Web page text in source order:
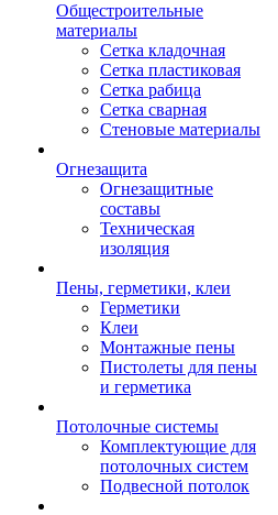
Общестроительные
материалы
Сетка кладочная
Сетка пластиковая
Сетка рабица
Сетка сварная
Стеновые материалы
Огнезащита
Огнезащитные
составы
Техническая
изоляция
Пены, герметики, клеи
Герметики
Клеи
Монтажные пены
Пистолеты для пены
и герметика
Потолочные системы
Комплектующие для
потолочных систем
Подвесной потолок